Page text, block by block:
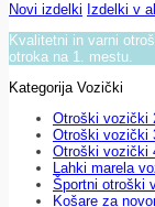
Novi izdelki Izdelki v
Kvalitetni in varni
otroka na 1. mestu.
Kategorija Vozički
Otroški vozički
Otroški vozički
Otroški vozički
Lahki marela
Športni otroški
Košare za